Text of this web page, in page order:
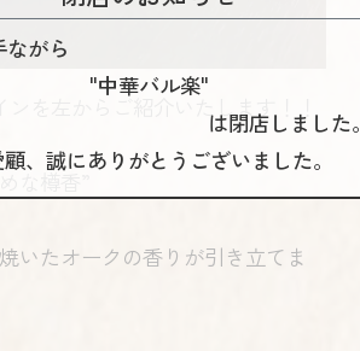
左からご紹介いたします！！
樽香”
いたオークの香りが引き立てま
ながら
"中華バル楽"
は閉店しました。
顧、誠にありがとうございました。